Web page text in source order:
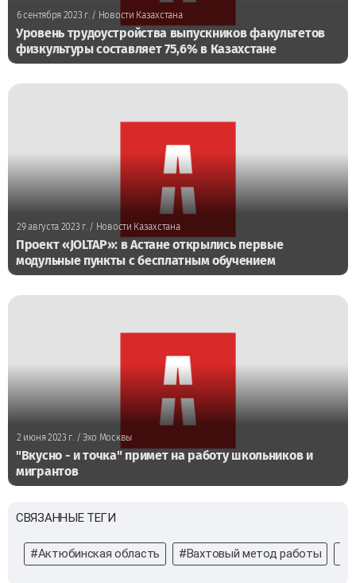
6 сентября 2023 г./ Новости Казахстана
Уровень трудоустройства выпускников факультетов
физкультуры составляет 75,6% в Казахстане
29 августа 2023 г. / Новости Казахстана
Проект «JOLTAP»: в Астане открылись первые
модульные пункты с бесплатным обучением
2 июня 2023 г./ Эхо Москвы
"Вкусно - и точка" примет на работу школьников и
мигрантов
СВЯЗАННЫЕ ТЕГИ
#Актюбинская область #Вахтовый метод работы